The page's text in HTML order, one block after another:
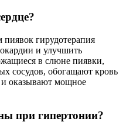
пиявок гирудотерапия
и улучшить
в слюне пиявки,
сосудов, обогащают кровь
оказывают мощное
при гипертонии?